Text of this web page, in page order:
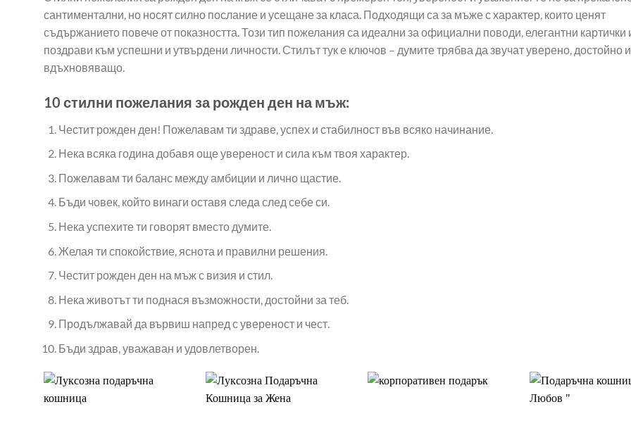
be
chosen
product
The
options
may
product
may
be
chosen
be
сантиментални, но носят силно послание и усещане за класа. Подходящи са за мъже с характер, които ценят
съдържанието повече от показността. Този тип пожелания са идеални за официални поводи, елегантни картички
поздрави към успешни и утвърдени личности. Стилът тук е ключов – думите трябва да звучат уверено, достойно и
вдъхновяващо.
10 стилни пожелания за рожден ден на мъж:
Честит рожден ден! Пожелавам ти здраве, успех и стабилност във всяко начинание.
Нека всяка година добавя още увереност и сила към твоя характер.
Пожелавам ти баланс между амбиции и лично щастие.
Бъди човек, който винаги оставя следа след себе си.
Нека успехите ти говорят вместо думите.
Желая ти спокойствие, яснота и правилни решения.
Честит рожден ден на мъж с визия и стил.
Нека животът ти поднася възможности, достойни за теб.
Продължавай да вървиш напред с увереност и чест.
Бъди здрав, уважаван и удовлетворен.